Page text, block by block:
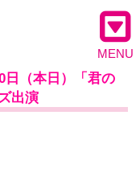
MENU
日（本日）「君の
出演